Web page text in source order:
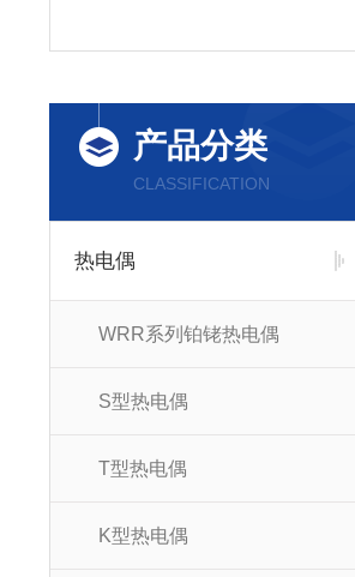
产品分类
CLASSIFICATION
热电偶
WRR系列铂铑热电偶
S型热电偶
T型热电偶
K型热电偶